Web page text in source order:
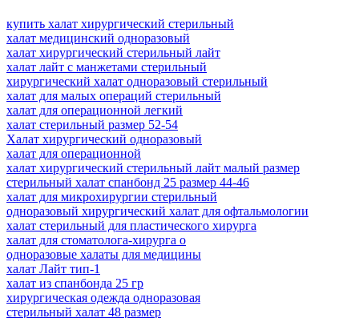
купить халат хирургический стерильный
халат медицинский одноразовый
халат хирургический стерильный лайт
халат лайт с манжетами стерильный
хирургический халат одноразовый стерильный
халат для малых операций стерильный
халат для операционной легкий
халат стерильный размер 52-54
Халат хирургический одноразовый
халат для операционной
халат хирургический стерильный лайт малый размер
стерильный халат спанбонд 25 размер 44-46
халат для микрохирургии стерильный
одноразовый хирургический халат для офтальмологии
халат стерильный для пластического хирурга
халат для стоматолога-хирурга о
одноразовые халаты для медицины
халат Лайт тип-1
халат из спанбонда 25 гр
хирургическая одежда одноразовая
стерильный халат 48 размер